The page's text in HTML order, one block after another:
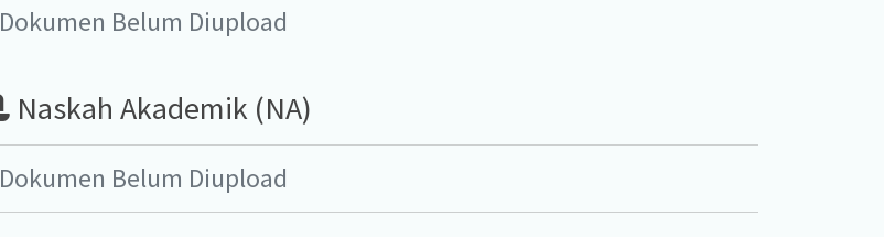
Dokumen Belum Diupload
Naskah Akademik (NA)
Dokumen Belum Diupload